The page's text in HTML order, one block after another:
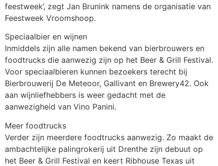
feestweek’, zegt Jan Brunink namens de organisatie van
Feestweek Vroomshoop.
Speciaalbier en wijnen
Inmiddels zijn alle namen bekend van bierbrouwers en
foodtrucks die aanwezig zijn op het Beer & Grill Festival.
Voor speciaalbieren kunnen bezoekers terecht bij
Bierbrouwerij De Meteoor, Gallivant en Brewery42. Ook
aan wijnliefhebbers is weer gedacht met de
aanwezigheid van Vino Panini.
Meer foodtrucks
Verder zijn meerdere foodtrucks aanwezig. Zo maakt de
ambachtelijke palingrokerij uit Drenthe zijn debuut op
het Beer & Grill Festival en keert Ribhouse Texas uit